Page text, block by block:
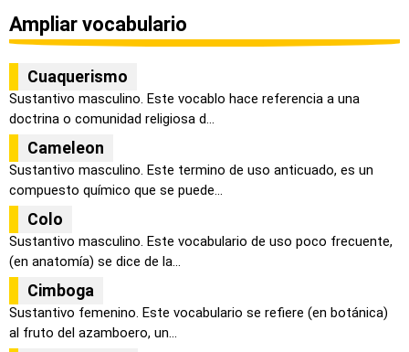
Ampliar vocabulario
Cuaquerismo
Sustantivo masculino. Este vocablo hace referencia a una
doctrina o comunidad religiosa d...
Cameleon
Sustantivo masculino. Este termino de uso anticuado, es un
compuesto químico que se puede...
Colo
Sustantivo masculino. Este vocabulario de uso poco frecuente,
(en anatomía) se dice de la...
Cimboga
Sustantivo femenino. Este vocabulario se refiere (en botánica)
al fruto del azamboero, un...